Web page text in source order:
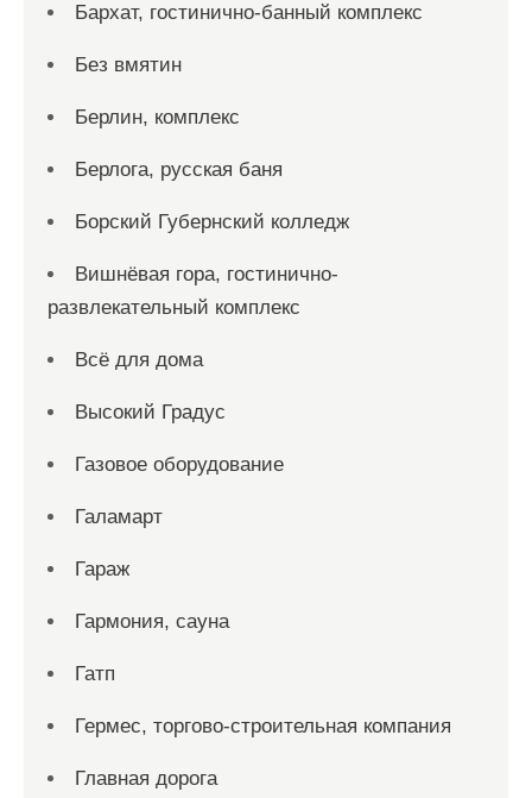
Бархат, гостинично-банный комплекс
Без вмятин
Берлин, комплекс
Берлога, русская баня
Борский Губернский колледж
Вишнёвая гора, гостинично-
развлекательный комплекс
Всё для дома
Высокий Градус
Газовое оборудование
Галамарт
Гараж
Гармония, сауна
Гатп
Гермес, торгово-строительная компания
Главная дорога